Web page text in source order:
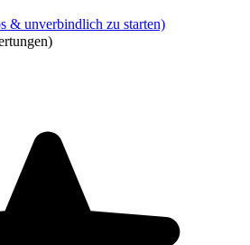
& unverbindlich zu starten)